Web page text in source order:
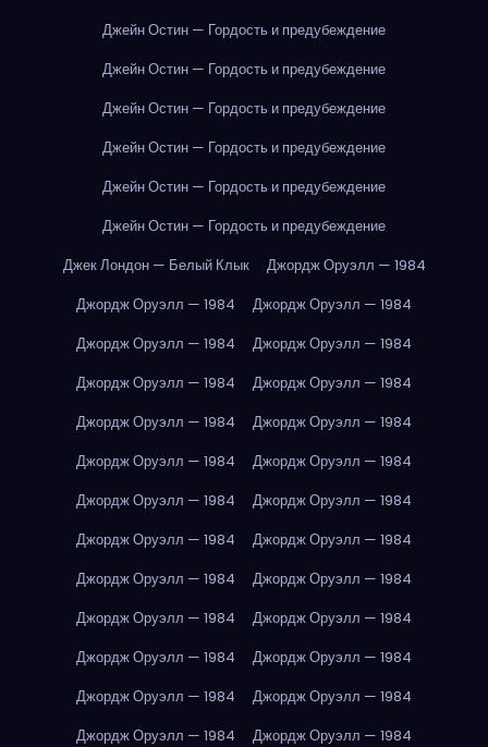
Джейн Остин — Гордость и предубеждение
Джейн Остин — Гордость и предубеждение
Джейн Остин — Гордость и предубеждение
Джейн Остин — Гордость и предубеждение
Джейн Остин — Гордость и предубеждение
Джейн Остин — Гордость и предубеждение
Джек Лондон — Белый Клык
Джордж Оруэлл — 1984
Джордж Оруэлл — 1984
Джордж Оруэлл — 1984
Джордж Оруэлл — 1984
Джордж Оруэлл — 1984
Джордж Оруэлл — 1984
Джордж Оруэлл — 1984
Джордж Оруэлл — 1984
Джордж Оруэлл — 1984
Джордж Оруэлл — 1984
Джордж Оруэлл — 1984
Джордж Оруэлл — 1984
Джордж Оруэлл — 1984
Джордж Оруэлл — 1984
Джордж Оруэлл — 1984
Джордж Оруэлл — 1984
Джордж Оруэлл — 1984
Джордж Оруэлл — 1984
Джордж Оруэлл — 1984
Джордж Оруэлл — 1984
Джордж Оруэлл — 1984
Джордж Оруэлл — 1984
Джордж Оруэлл — 1984
Джордж Оруэлл — 1984
Джордж Оруэлл — 1984